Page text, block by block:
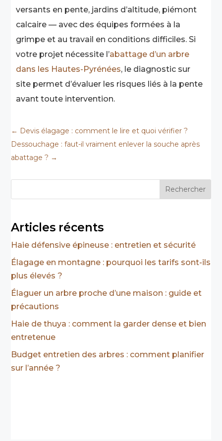
versants en pente, jardins d’altitude, piémont
calcaire — avec des équipes formées à la
grimpe et au travail en conditions difficiles. Si
votre projet nécessite l’abattage d’un arbre
dans les Hautes-Pyrénées, le diagnostic sur
site permet d’évaluer les risques liés à la pente
avant toute intervention.
← Devis élagage : comment le lire et quoi vérifier ?
Dessouchage : faut-il vraiment enlever la souche après
abattage ? →
Rechercher
Articles récents
Haie défensive épineuse : entretien et sécurité
Élagage en montagne : pourquoi les tarifs sont-ils
plus élevés ?
Élaguer un arbre proche d’une maison : guide et
précautions
Haie de thuya : comment la garder dense et bien
entretenue
Budget entretien des arbres : comment planifier
sur l’année ?